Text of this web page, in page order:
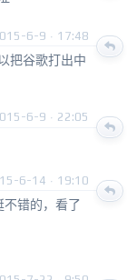
6-9 · 17:48
把谷歌打出中
6-9 · 22:05
6-14 · 19:10
不错的，看了